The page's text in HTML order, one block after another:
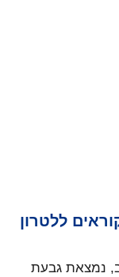
ללטרון
נמצאת גבעת